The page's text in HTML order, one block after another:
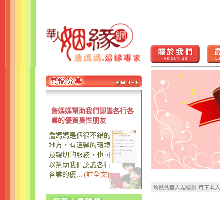
詹媽媽幫助我們認識各行各
業的優質異性朋友
詹媽媽是個很不錯的
地方，有溫馨的環境
及親切的服務，也可
以幫助我們認識各行
各業的優...
(詳全文)
詹媽媽華人姻緣網-月下老